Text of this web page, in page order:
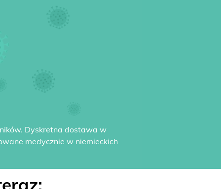
Dyskretna dostawa w
medycznie w niemieckich